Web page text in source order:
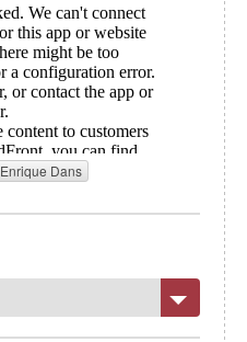
Enrique Dans